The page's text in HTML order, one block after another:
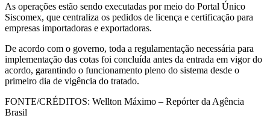
As operações estão sendo executadas por meio do Portal Único
Siscomex, que centraliza os pedidos de licença e certificação para
empresas importadoras e exportadoras.
De acordo com o governo, toda a regulamentação necessária para
implementação das cotas foi concluída antes da entrada em vigor do
acordo, garantindo o funcionamento pleno do sistema desde o
primeiro dia de vigência do tratado.
FONTE/CRÉDITOS: Wellton Máximo – Repórter da Agência
Brasil